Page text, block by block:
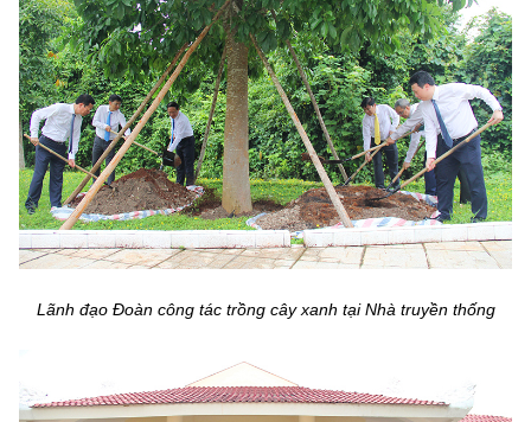
Lãnh đạo Đoàn công tác trồng cây xanh tại Nhà truyền thống